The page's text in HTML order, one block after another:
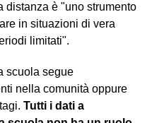
distanza è "uno strumento
in situazioni di vera
limitati".
scuola segue
nella comunità oppure
Tutti i dati a